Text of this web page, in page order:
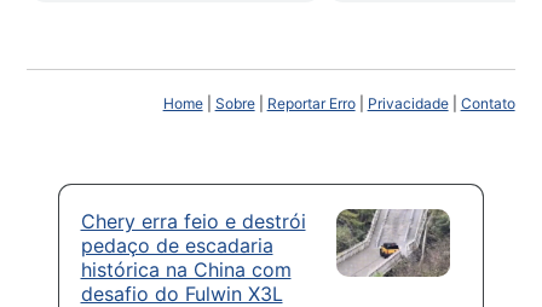
Home| Sobre| Reportar Erro| Privacidade| Contato
Chery erra feio e destrói
pedaço de escadaria
histórica na China com
desafio do Fulwin X3L